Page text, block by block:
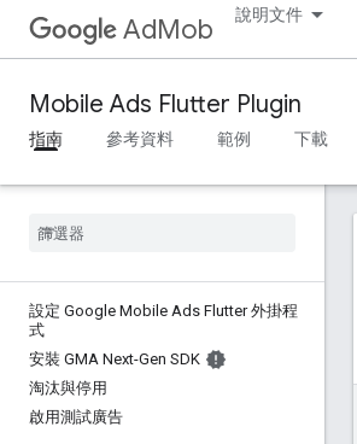
AdMob 說明文件
Mobile Ads Flutter Plugin
指南 參考資料 範例 下載
設定 Google Mobile Ads Flutter 外掛程
式
安裝 GMA Next-Gen SDK
淘汰與停用
啟用測試廣告